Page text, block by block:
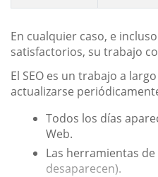
En cualquier caso, e
satisfactorios, su trabajo
El SEO es un trabajo a
actualizarse
Todos los días
Web.
Las herramientas
desaparecen).